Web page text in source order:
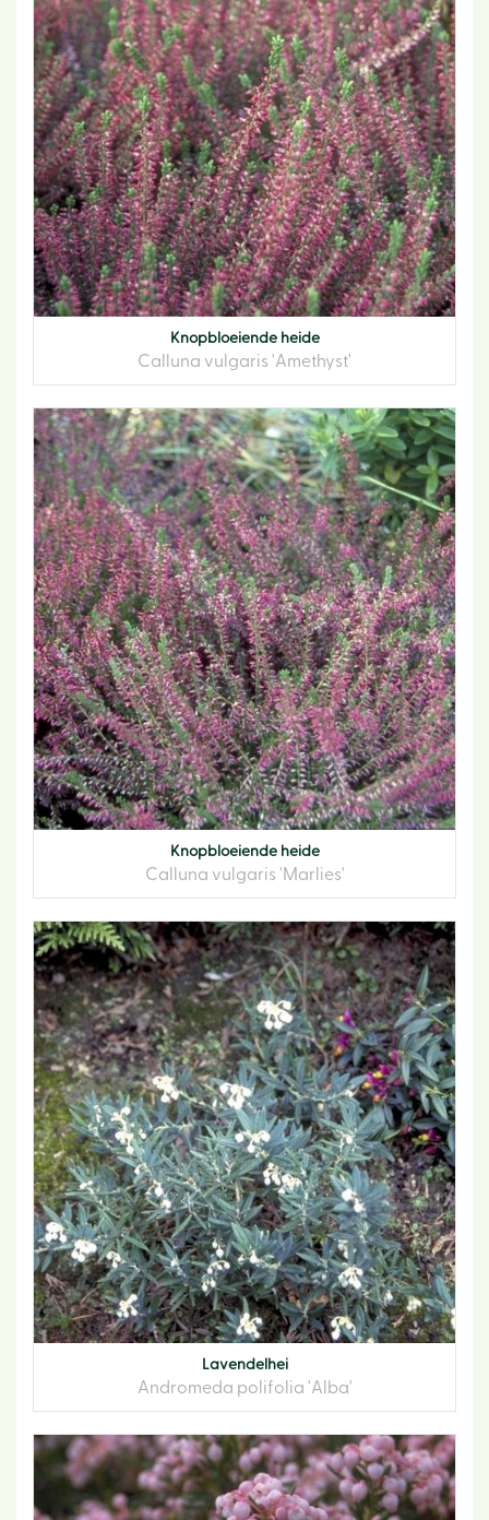
Knopbloeiende heide
Calluna vulgaris 'Amethyst'
Knopbloeiende heide
Calluna vulgaris 'Marlies'
Lavendelhei
Andromeda polifolia 'Alba'